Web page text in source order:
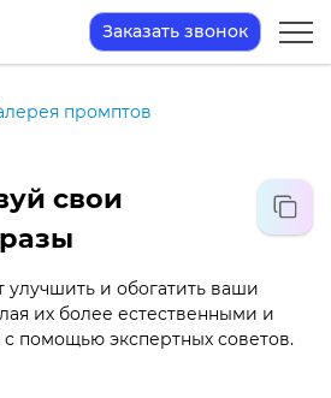
Заказать звонок
промптов
свои
и обогатить ваши
их более естественными и
помощью экспертных советов.